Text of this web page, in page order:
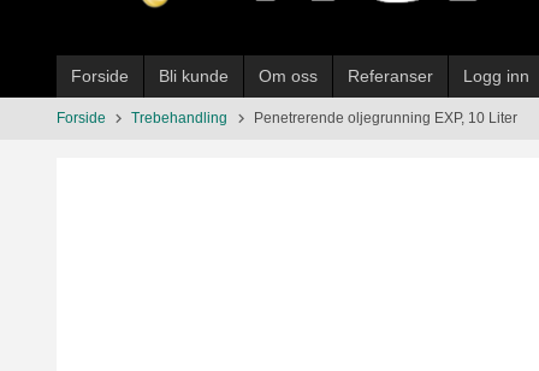
Forside Bli kunde Om oss Referanser Logg inn
Forside Trebehandling Penetrerende oljegrunning EXP, 10 Liter